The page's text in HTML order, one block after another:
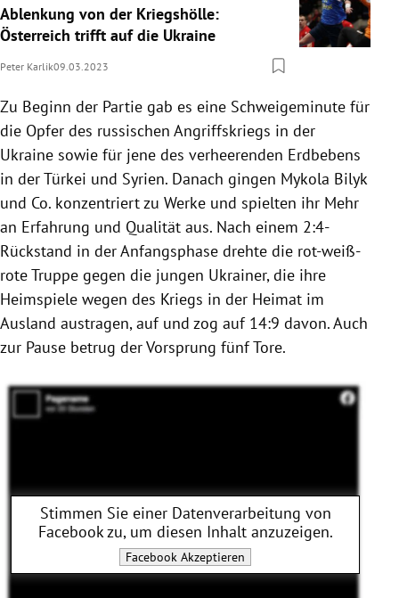
Ablenkung von der Kriegshölle:
Österreich trifft auf die Ukraine
Peter Karlik09.03.2023
Zu Beginn der Partie gab es eine Schweigeminute für
die Opfer des russischen Angriffskriegs in der
Ukraine sowie für jene des verheerenden Erdbebens
in der Türkei und Syrien. Danach gingen Mykola Bilyk
und Co. konzentriert zu Werke und spielten ihr Mehr
an Erfahrung und Qualität aus. Nach einem 2:4-
Rückstand in der Anfangsphase drehte die rot-weiß-
rote Truppe gegen die jungen Ukrainer, die ihre
Heimspiele wegen des Kriegs in der Heimat im
Ausland austragen, auf und zog auf 14:9 davon. Auch
zur Pause betrug der Vorsprung fünf Tore.
Stimmen Sie einer Datenverarbeitung von
Facebookzu, um diesen Inhalt anzuzeigen.
Facebook Akzeptieren